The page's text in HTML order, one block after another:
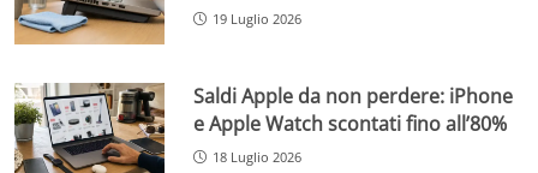
19 Luglio 2026
Saldi Apple da non perdere: iPhone
e Apple Watch scontati fino all’80%
18 Luglio 2026